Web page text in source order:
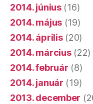
2014. június(16)
2014. május (19)
2014. április(20)
2014. március(22)
2014. február (8)
2014. január (19)
2013. december